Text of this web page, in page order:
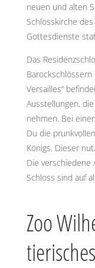
neuen und alten
Schlosskirche
Gottesdienste
Das
Barockschlössern
Versailles“
Ausstellungen,
nehmen. Bei
Du die
Königs. Dieser
Die verschiedene
Schloss sind auf
Zoo